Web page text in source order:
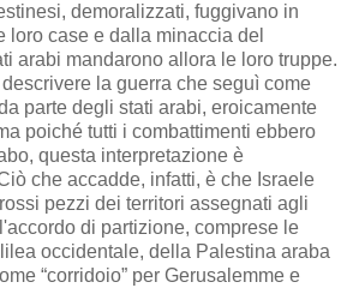
demoralizzati, fuggivano in
loro case e dalla minaccia del
arabi mandarono allora le loro truppe.
la guerra che seguì come
parte degli stati arabi, eroicamente
poiché tutti i combattimenti ebbero
questa interpretazione è
che accadde, infatti, è che Israele
pezzi dei territori assegnati agli
di partizione, comprese le
occidentale, della Palestina araba
“corridoio” per Gerusalemme e